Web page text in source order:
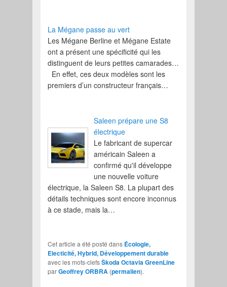
La Mégane passe au vert
Les Mégane Berline et Mégane Estate
ont a présent une spécificité qui les
distinguent de leurs petites camarades…
En effet, ces deux modèles sont les
premiers d’un constructeur français…
Saleen prépare une S8
électrique
Le fabricant de supercar
américain Saleen a
confirmé qu'il développe
une nouvelle voiture
électrique, la Saleen S8. La plupart des
détails techniques sont encore inconnus
à ce stade, mais la…
Cet article a été posté dans Écologie,
Electicité, Hybrid, Développement durable
avec les mots-clefsŠkoda Octavia GreenLine
parGeoffrey ORBRA (permalien).